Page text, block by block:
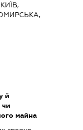
й
чи
майна